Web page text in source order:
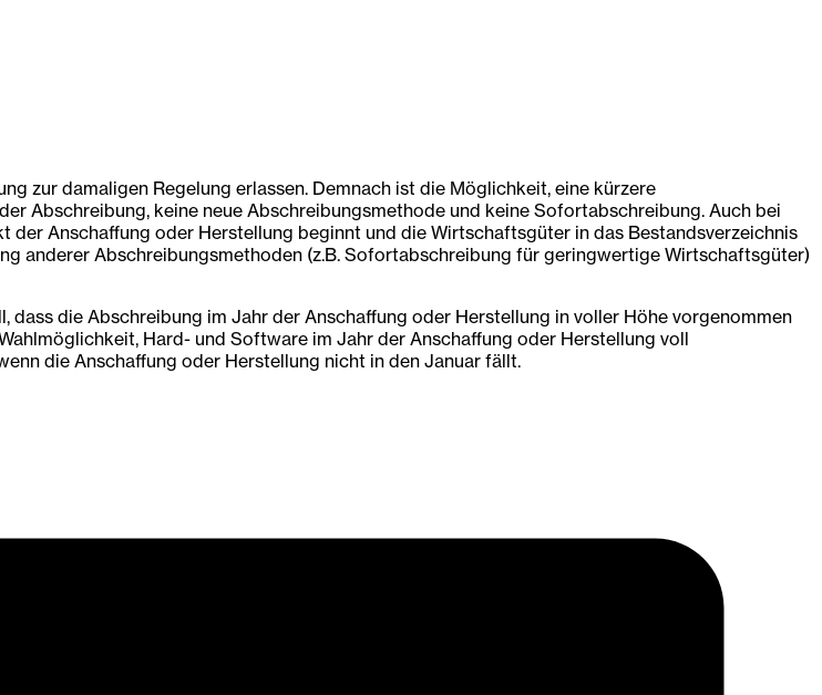
zur damaligen Regelung erlassen. Demnach ist die Möglichkeit, eine kürzere
Abschreibung, keine neue Abschreibungsmethode und keine Sofortabschreibung. Auch bei
Anschaffung oder Herstellung beginnt und die Wirtschaftsgüter in das Bestandsverzeichnis
anderer Abschreibungsmethoden (z.B. Sofortabschreibung für geringwertige Wirtschaftsgüter)
die Abschreibung im Jahr der Anschaffung oder Herstellung in voller Höhe vorgenommen
Hard- und Software im Jahr der Anschaffung oder Herstellung voll
die Anschaffung oder Herstellung nicht in den Januar fällt.